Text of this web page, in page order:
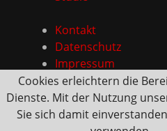
Kontakt
Datenschutz
Impressum
Cookies erleichtern die
Dienste. Mit der Nutzung
Sie sich damit